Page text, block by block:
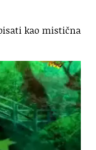
kao mistična